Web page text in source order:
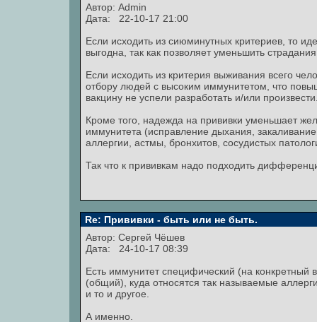
Автор: Admin
Дата: 22-10-17 21:00
Если исходить из сиюминутных критериев, то
выгодна, так как позволяет уменьшить
Если исходить из критерия выживания всего
отбору людей с высоким иммунитетом, что
вакцину не успели разработать и/или
Кроме того, надежда на прививки уменьшает
иммунитета (исправление дыхания,
аллергии, астмы, бронхитов, сосудистых
Так что к прививкам надо подходить
Re: Прививки - быть или не быть.
Автор: Сергей Чёшев
Дата: 24-10-17 08:39
Есть иммунитет специфический (на конкретный
(общий), куда относятся так называемые
и то и другое.
А именно.